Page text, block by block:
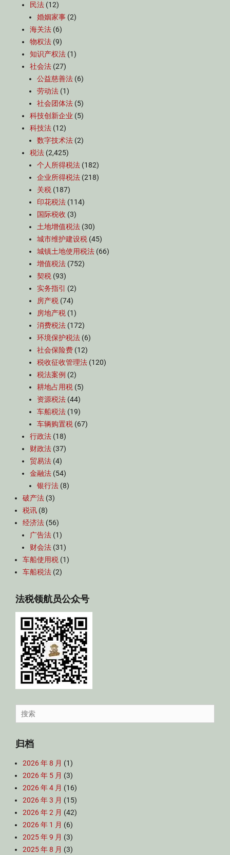
民法 (12)
婚姻家事 (2)
海关法 (6)
物权法 (9)
知识产权法 (1)
社会法 (27)
公益慈善法 (6)
劳动法 (1)
社会团体法 (5)
科技创新企业 (5)
科技法 (12)
数字技术法 (2)
税法 (2,425)
个人所得税法 (182)
企业所得税法 (218)
关税 (187)
印花税法 (114)
国际税收 (3)
土地增值税法 (30)
城市维护建设税 (45)
城镇土地使用税法 (66)
增值税法 (752)
契税 (93)
实务指引
(2)
房产税 (74)
房地产税 (1)
消费税法 (172)
环境保护税法 (6)
社会保险费 (12)
税收征收管理法 (120)
税法案例 (2)
耕地占用税 (5)
资源税法 (44)
车船税法 (19)
车辆购置税 (67)
行政法 (18)
财政法 (37)
贸易法 (4)
金融法 (54)
银行法 (8)
破产法 (3)
税讯 (8)
经济法 (56)
广告法 (1)
财会法 (31)
车船使用税 (1)
车船税法 (2)
法税领航员公众号
Search
for:
归档
2026 年 8 月 (1)
2026 年 5 月 (3)
2026 年 4 月 (16)
2026 年 3 月 (15)
2026 年 2 月 (42)
2026 年 1 月 (6)
2025 年 9 月 (3)
2025 年 8 月 (3)